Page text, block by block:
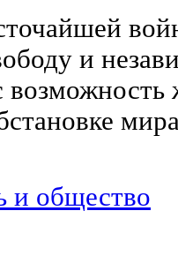
и
и общество